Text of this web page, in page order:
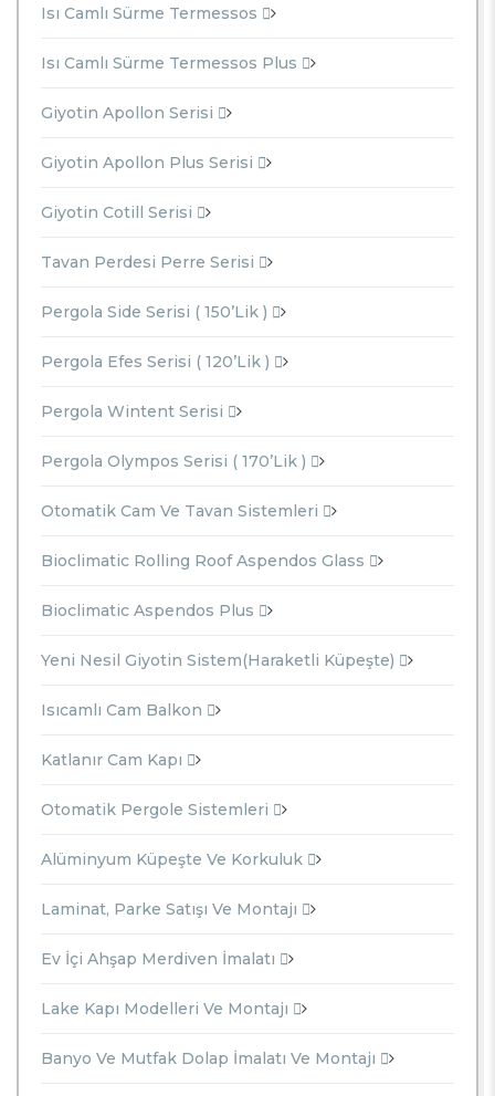
Isı Camlı Sürme Termessos
Isı Camlı Sürme Termessos Plus
Giyotin Apollon Serisi
Giyotin Apollon Plus Serisi
Giyotin Cotill Serisi
Tavan Perdesi Perre Serisi
Pergola Side Serisi ( 150’lik )
Pergola Efes Serisi ( 120’lik )
Pergola Wintent Serisi
Pergola Olympos Serisi ( 170’lik )
Otomatik Cam Ve Tavan Sistemleri
Bioclimatic Rolling Roof Aspendos Glass
Bioclimatic Aspendos Plus
Yeni Nesil Giyotin Sistem(Haraketli Küpeşte)
Isıcamlı Cam Balkon
Katlanır Cam Kapı
Otomatik Pergole Sistemleri
Alüminyum Küpeşte Ve Korkuluk
Laminat, Parke Satışı Ve Montajı
Ev İçi Ahşap Merdiven İmalatı
Lake Kapı Modelleri Ve Montajı
Banyo Ve Mutfak Dolap İmalatı Ve Montajı